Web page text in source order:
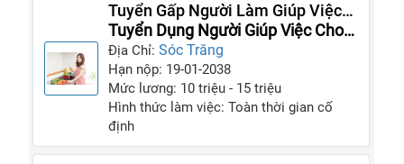
Tuyển Gấp Người Làm Giúp Việc
Cho Gia Đình Mình Ngay Hôm Nay
Tuyển Dụng Người Giúp Việc Cho
Gia Đình
Địa Chỉ:Sóc Trăng
Hạn nộp: 19-01-2038
Mức lương: 10 triệu - 15 triệu
Hình thức làm việc: Toàn thời gian cố
định